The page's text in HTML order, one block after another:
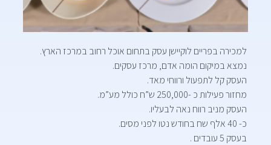
למכירה בפריים לוקיישן עסק בתחום אוכל רחוב במרכז הארץ.
נמצא במיקום הומה אדם, מרכז עסקים.
העסק קל לתפעול ורווחי מאד.
מחזור פעילות כ -250,000 ש”ח כולל מע”מ.
העסק מניב רווח נאה לבעליו.
כ- 40 אלף שח בחודש נטו לפני מסים.
בעסק 5 עובדים .